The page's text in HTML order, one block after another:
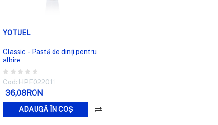
YOTUEL
Classic - Pastă de dinți pentru
albire
Cod: HPF022011
36,08RON
ADAUGĂ ÎN COȘ